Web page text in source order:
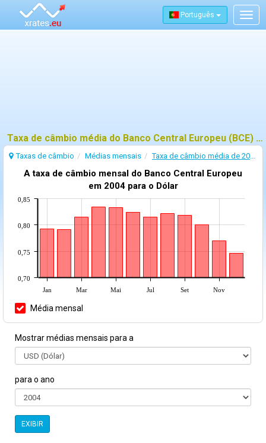
Português
Taxa de câmbio média do Banco Central Europeu (BCE) - 2004
Taxas de câmbio Médias mensais Taxa de câmbio média de 2004
A taxa de câmbio mensal do Banco Central Europeu
em 2004 para o Dólar
Jan Mar Mai Jul Set Nov
0,70
0,75
0,80
0,85
Média mensal
Mostrar médias mensais para a
para o ano
EXIBIR